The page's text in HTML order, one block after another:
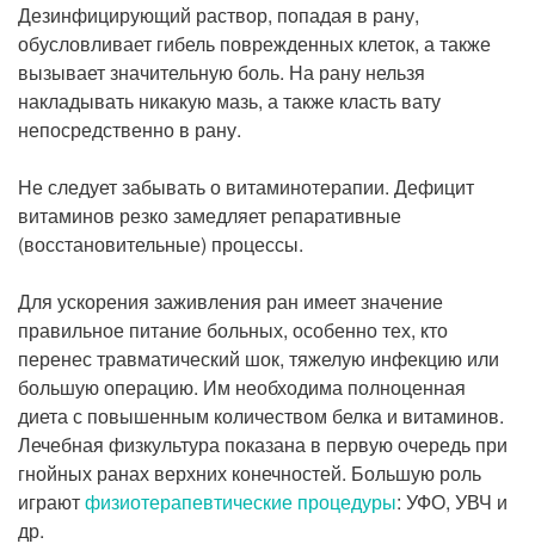
Дезинфицирующий раствор, попадая в рану,
обусловливает гибель поврежденных клеток, а также
вызывает значительную боль. На рану нельзя
накладывать никакую мазь, а также класть вату
непосредственно в рану.
Не следует забывать о витаминотерапии. Дефицит
витаминов резко замедляет репаративные
(восстановительные) процессы.
Для ускорения заживления ран имеет значение
правильное питание больных, особенно тех, кто
перенес травматический шок, тяжелую инфекцию или
большую операцию. Им необходима полноценная
диета с повышенным количеством белка и витаминов.
Лечебная физкультура показана в первую очередь при
гнойных ранах верхних конечностей. Большую роль
играютфизиотерапевтические процедуры: УФО, УВЧ и
др.